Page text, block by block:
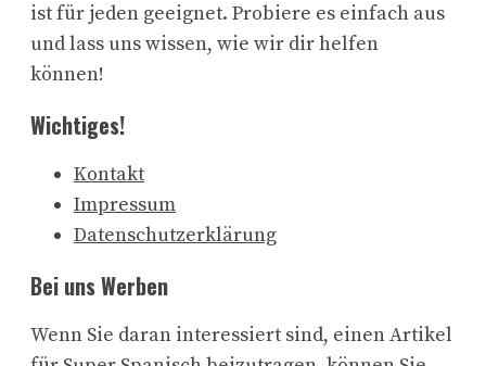
ist für jeden geeignet. Probiere es einfach aus
und lass uns wissen, wie wir dir helfen
können!
Wichtiges!
Kontakt
Impressum
Datenschutzerklärung
Bei uns Werben
Wenn Sie daran interessiert sind, einen Artikel